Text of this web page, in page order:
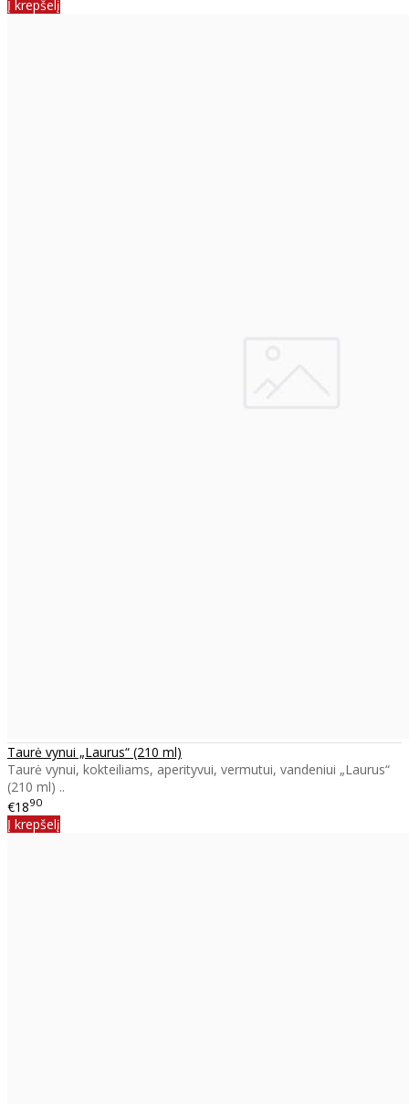
Į krepšelį
Taurė vynui „Laurus“ (210 ml)
Taurė vynui, kokteiliams, aperityvui, vermutui, vandeniui „Laurus“
(210 ml) ..
€1890
Į krepšelį